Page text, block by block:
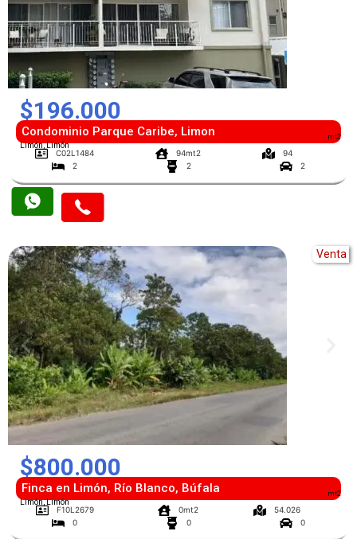
mt2
$196.000
Condominio Parque Caribe, Limon
Limón, Limón
C02L1484 94mt2
94
2
2 2
mt2
Venta
$800.000
Finca en Limón, Río Blanco, Búfala
Limón, Limón
F10L2679 0mt2
54.026
0
0 0